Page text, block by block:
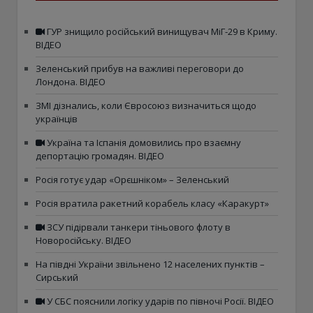
ГУР знищило російський винищувач МіГ-29 в Криму.
ВІДЕО
Зеленський прибув на важливі переговори до
Лондона. ВІДЕО
ЗМІ дізнались, коли Євросоюз визначиться щодо
українців
Україна та Іспанія домовились про взаємну
депортацію громадян. ВІДЕО
Росія готує удар «Орєшніком» – Зеленський
Росія вратила ракетний корабель класу «Каракурт»
ЗСУ підірвали танкери тіньового флоту в
Новоросійську. ВІДЕО
На півдні України звільнено 12 населених пунктів –
Сирський
У СБС пояснили логіку ударів по півночі Росії. ВІДЕО